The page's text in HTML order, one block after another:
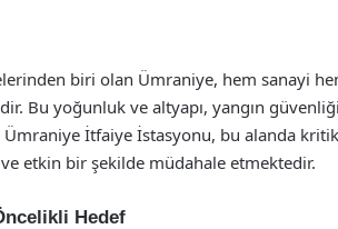
biri olan Ümraniye, hem sanayi
Bu yoğunluk ve altyapı, yangın
Ümraniye İtfaiye İstasyonu, bu alanda
ve etkin bir şekilde müdahale etmektedir.
Hedef